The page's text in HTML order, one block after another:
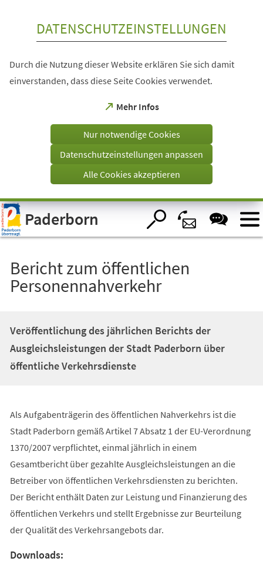
Visuelle
Assistenzsoftware
öffnen.
DATENSCHUTZEINSTELLUNGEN
Durch die Nutzung dieser Website erklären Sie sich damit
einverstanden, dass diese Seite Cookies verwendet.
Mehr Infos
(Öffnet
einem
Tab)
Nur notwendige Cookies
Datenschutzeinstellungen anpassen
Alle Cookies akzeptieren
Paderborn
Bericht zum öffentlichen
Personennahverkehr
Veröffentlichung des jährlichen Berichts der
Ausgleichsleistungen der Stadt Paderborn über
öffentliche Verkehrsdienste
Als Aufgabenträgerin des öffentlichen Nahverkehrs ist die
Stadt Paderborn gemäß Artikel 7 Absatz 1 der EU-Verordnung
1370/2007 verpflichtet, einmal jährlich in einem
Gesamtbericht über gezahlte Ausgleichsleistungen an die
Betreiber von öffentlichen Verkehrsdiensten zu berichten.
Der Bericht enthält Daten zur Leistung und Finanzierung des
öffentlichen Verkehrs und stellt Ergebnisse zur Beurteilung
der Qualität des Verkehrsangebots dar.
Downloads: